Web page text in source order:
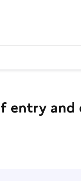
entry